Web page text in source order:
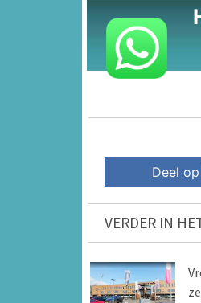
Deel
VERDER IN